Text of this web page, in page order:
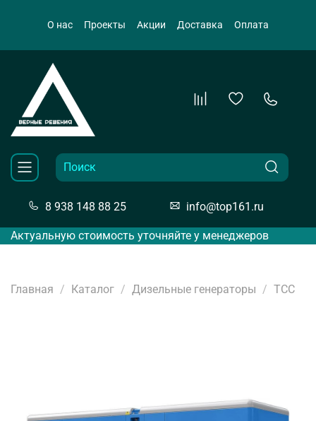
О нас Проекты Акции Доставка Оплата
8 938 148 88 25 info@top161.ru
Актуальную стоимость уточняйте у менеджеров
Главная Каталог Дизельные генераторы ТСС